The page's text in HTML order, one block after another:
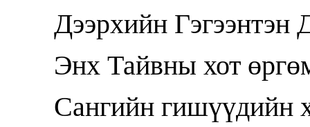
Дээрхийн
Энх Тайвны хот
Сангийн гишүүдийн